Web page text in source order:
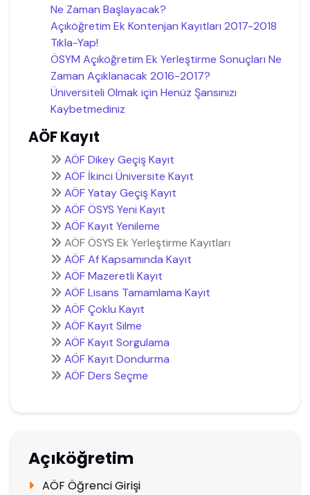
Ne Zaman Başlayacak?
Açıköğretim Ek Kontenjan Kayıtları 2017-2018
Tıkla-Yap!
ÖSYM Açıköğretim Ek Yerleştirme Sonuçları Ne
Zaman Açıklanacak 2016-2017?
Üniversiteli Olmak için Henüz Şansınızı
Kaybetmediniz
AÖF Kayıt
AÖF Dikey Geçiş Kayıt
AÖF İkinci Üniversite Kayıt
AÖF Yatay Geçiş Kayıt
AÖF ÖSYS Yeni Kayıt
AÖF Kayıt Yenileme
AÖF ÖSYS Ek Yerleştirme Kayıtları
AÖF Af Kapsamında Kayıt
AÖF Mazeretli Kayıt
AÖF Lisans Tamamlama Kayıt
AÖF Çoklu Kayıt
AÖF Kayıt Silme
AÖF Kayıt Sorgulama
AÖF Kayıt Dondurma
AÖF Ders Seçme
Açıköğretim
AÖF Öğrenci Girişi